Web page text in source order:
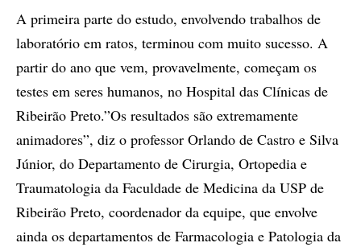
A primeira parte do estudo, envolvendo trabalhos de
laboratório em ratos, terminou com muito sucesso. A
partir do ano que vem, provavelmente, começam os
testes em seres humanos, no Hospital das Clínicas de
Ribeirão Preto.”Os resultados são extremamente
animadores”, diz o professor Orlando de Castro e Silva
Júnior, do Departamento de Cirurgia, Ortopedia e
Traumatologia da Faculdade de Medicina da USP de
Ribeirão Preto, coordenador da equipe, que envolve
ainda os departamentos de Farmacologia e Patologia da